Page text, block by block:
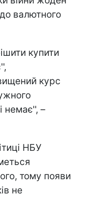
валютного
купити
курс
немає'', –
НБУ
тому появи
не